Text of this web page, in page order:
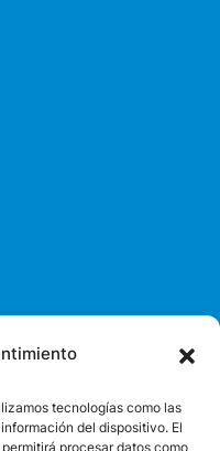
tecnologías como las
del dispositivo. El
procesar datos como